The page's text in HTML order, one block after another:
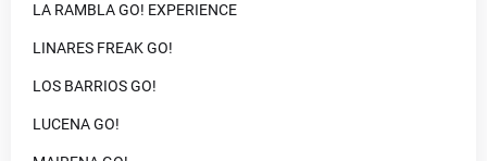
LA RAMBLA GO! EXPERIENCE
LINARES FREAK GO!
LOS BARRIOS GO!
LUCENA GO!